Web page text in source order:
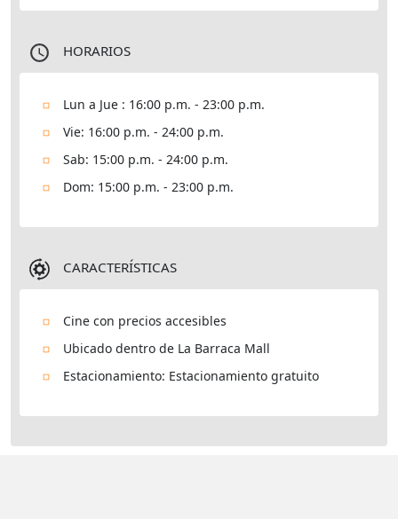
HORARIOS
Lun a Jue : 16:00 p.m. - 23:00 p.m.
Vie: 16:00 p.m. - 24:00 p.m.
Sab: 15:00 p.m. - 24:00 p.m.
Dom: 15:00 p.m. - 23:00 p.m.
CARACTERÍSTICAS
Cine con precios accesibles
Ubicado dentro de La Barraca Mall
Estacionamiento: Estacionamiento gratuito